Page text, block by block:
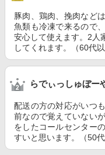
豚肉、鶏肉、挽肉など
魚類も冷凍で来るので
安心して使えます。2人
してくれます。（60代以
らでぃっしゅぼー
配送の方の対応がいつ
前なので覚えていない
をしたコールセンター
すいと思います。（50代